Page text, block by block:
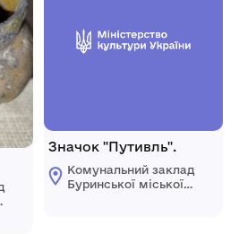
Значок "Путивль".
Комунальний заклад
Буринської міської